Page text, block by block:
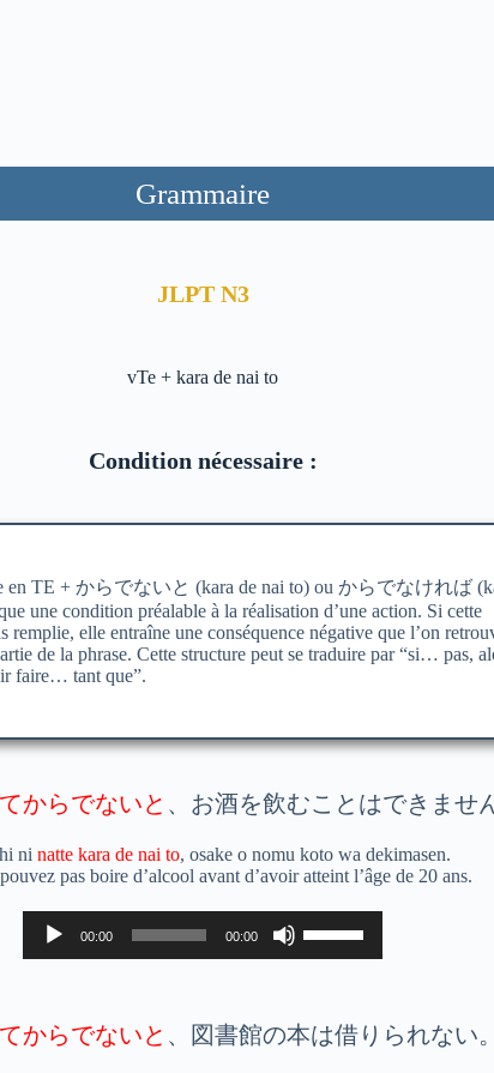
Grammaire
JLPT N3
vTe + kara de nai to
Condition nécessaire :
en TE + からでないと (kara de nai to) ou からでなければ
une condition préalable à la réalisation d’une action. Si cette
remplie, elle entraîne une conséquence négative que l’on
de la phrase. Cette structure peut se traduire par “si… pas,
faire… tant que”.
からでないと 、お酒を飲むことはできませ
ni natte kara de nai to, osake o nomu koto wa dekimasen.
pas boire d’alcool avant d’avoir atteint l’âge de 20 ans.
Lecteur
audio
00:00 00:00
les
flèches
augmenter
ou
からでないと 、図書館の本は借りられない。